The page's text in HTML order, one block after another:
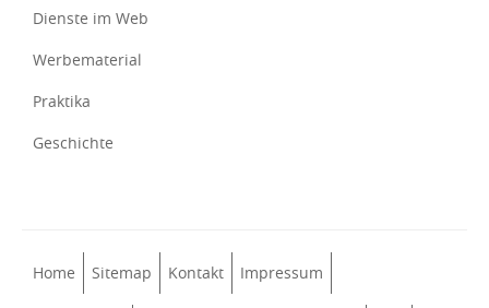
Dienste im Web
Werbematerial
Praktika
Geschichte
Home Sitemap Kontakt Impressum